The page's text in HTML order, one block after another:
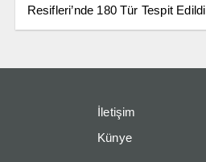
Resifleri’nde 180 Tür Tespit Edildi
İletişim
Künye